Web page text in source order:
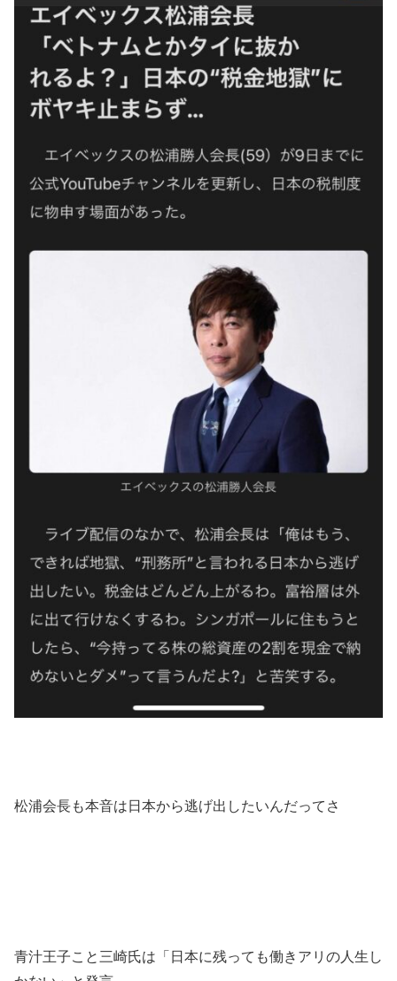
松浦会長も本音は日本から逃げ出したいんだってさ
青汁王子こと三崎氏は「日本に残っても働きアリの人生し